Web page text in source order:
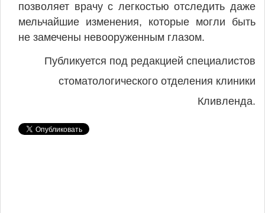
позволяет врачу с легкостью отследить даже
мельчайшие изменения, которые могли быть
не замечены невооруженным глазом.
Публикуется под редакцией специалистов
стоматологического отделения клиники
Кливленда.